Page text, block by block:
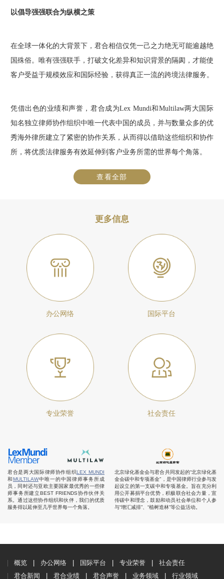
以倡导强强联合为纵横之策
在全球一体化的大背景下，君合相信仅凭一己之力绝无可能逾越绝
国殊俗。唯有强强联手，打破文化差异和知识背景的隔阂，才能使
客户受益于规模效应和国际经验，获得真正一流的跨境法律服务。
凭借出色的业绩和声誉，君合成为Lex Mundi和Multilaw两大国际
知名独立律师协作组织中唯一代表中国的成员，并与数量众多的优
秀海外律所建立了紧密的协作关系，从而得以借助这些组织和协作
所，将优质法律服务有效延伸到客户业务所需的世界每个角落。
查看全部
更多信息
办公网络 国际平台
专业荣誉 社会责任
君合是两大国际律师协作组织LEX MUNDI
和MULTILAW中唯一的中国律师事务所成
员，同时还与亚欧主要国家最优秀的一些律
师事务所建立BEST FRIENDS协作伙伴关
系。通过这些协作组织和伙伴，我们的优质
服务得以延伸至几乎世界每一个角落。
北京绿化基金会与君合共同发起的“北京绿化基
金会碳中和专项基金”，是中国律师行业参与发
起设立的第一支碳中和专项基金。旨在充分利
用公开募捐平台优势，积极联合社会力量，宣
传碳中和理念，鼓励和动员社会单位和个人参
与“增汇减排”、“植树造林”等公益活动。
概览 办公网络 国际平台 专业荣誉
社会责任
君合新闻
君合业绩 君合声誉 业务领域 行业领域